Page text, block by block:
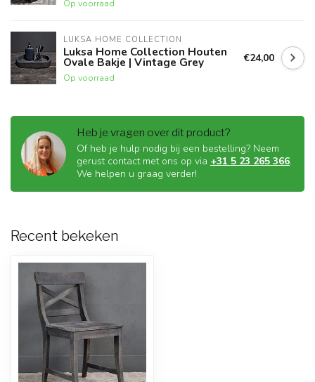
Op voorraad
LUKSA HOME COLLECTION
Luksa Home Collection Houten
Ovale Bakje | Vintage Grey
Op voorraad
€24,00
Heb je vragen over dit product?
Of heb je hulp nodig bij een bestelling? Neem
gerust contact met ons op via +31 5 23 265 366.
We helpen u graag verder!
Recent bekeken